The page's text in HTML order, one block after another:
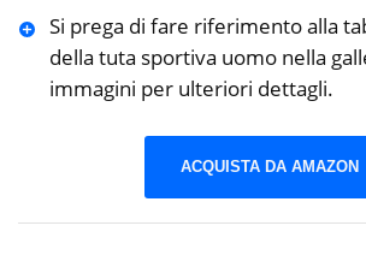
Si prega di fare riferimento alla
della tuta sportiva uomo nella
immagini per ulteriori dettagli.
ACQUISTA DA AMAZON